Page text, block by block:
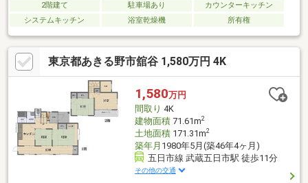
2階建て 駐車場あり
カウンターキッチン
システムキッチン
浴室乾燥機 所有権
東京都あきる野市舘谷 1,580万円 4K
1,580万円
間取り 4K
建物面積71.61m2
土地面積171.31m2
築年月 1980年5月(築46年4ヶ月)
五日市線 武蔵五日市駅 徒歩11分
その他の交通